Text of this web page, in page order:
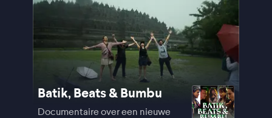
Batik, Beats & Bumbu
Documentaire over een nieuwe